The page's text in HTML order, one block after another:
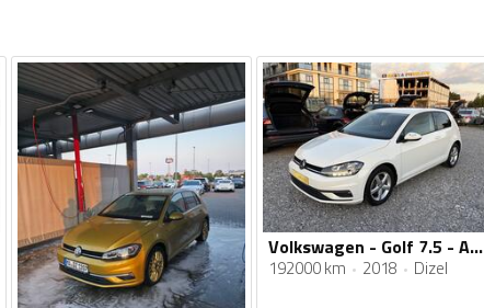
Volkswagen - Golf 7.5 - Automatik
192000 km 2018 Dizel